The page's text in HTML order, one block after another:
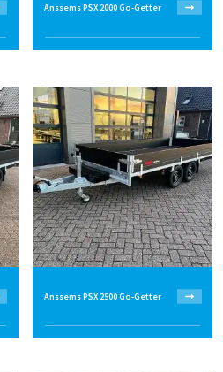
Anssems PSX 2000 Go-Getter
Anssems PSX 2500 Go-Getter